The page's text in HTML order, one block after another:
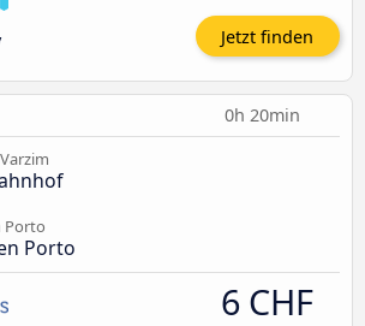
Jetzt finden
0h 20min
Porto
Porto
6 CHF